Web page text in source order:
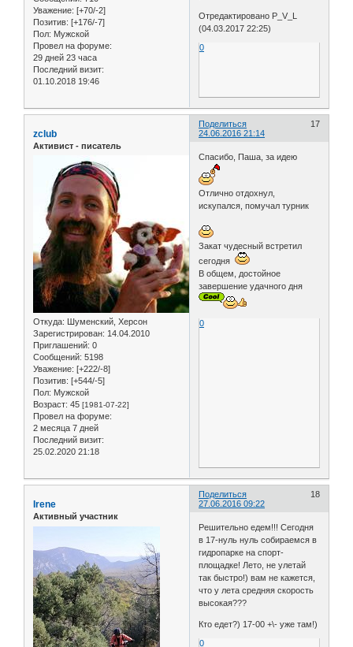
Уважение: [+70/-2]
Позитив: [+176/-7]
Пол: Мужской
Провел на форуме:
29 дней 23 часа
Последний визит:
01.10.2018 19:46
Отредактировано P_V_L
(04.03.2017 22:25)
0
Поделиться
17
24.06.2016 21:14
zclub
Активист - писатель
Откуда: Шуменский, Херсон
Зарегистрирован: 14.04.2010
Приглашений: 0
Сообщений: 5198
Уважение: [+222/-8]
Позитив: [+544/-5]
Пол: Мужской
Возраст: 45 [1981-07-22]
Провел на форуме:
2 месяца 7 дней
Последний визит:
25.02.2020 21:18
Спасибо, Паша, за идею
Отлично отдохнул,
искупался, помучал турник
Закат чудесный встретил
сегодня
В общем, достойное
завершение удачного дня
0
Поделиться
18
27.06.2016 09:22
Irene
Активный участник
Решительно едем!!! Сегодня
в 17-нуль нуль собираемся в
гидропарке на спорт-
площадке! Лето, не улетай
так быстро!) вам не кажется,
что у лета средняя скорость
высокая???
Кто едет?) 17-00 +\- уже там!)
0